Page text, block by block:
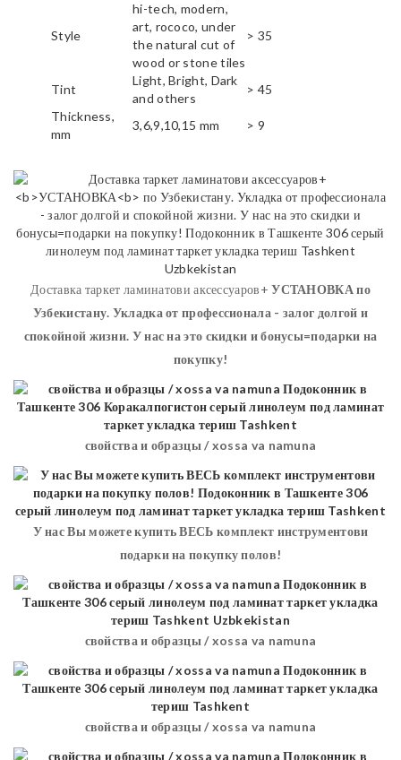
Style
hi-tech, modern,
art, rococo, under
the natural cut of
wood or stone tiles
> 35
Tint
Light, Bright, Dark
and others
> 45
Thickness,
mm
3,6,9,10,15 mm > 9
Доставка таркет ламинатови аксессуаров+УСТАНОВКАпо
Узбекистану. Укладка от профессионала - залог долгой и
спокойной жизни. У нас на это скидки и бонусы=подарки на
покупку!
свойства и образцы / xossa va namuna
У нас Вы можете купить ВЕСЬ комплект инструментови
подарки на покупку полов!
свойства и образцы / xossa va namuna
свойства и образцы / xossa va namuna